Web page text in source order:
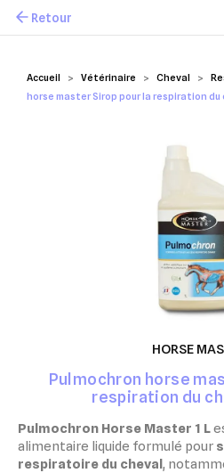
Mes favoris
Accueil Vétérinaire Cheval
horse master Sirop pour la respiration du
Retour
HORSE
Pulmochron horse
respiration du
Pulmochron Horse Master 1 L
alimentaire liquide formulé pour
respiratoire du cheval,